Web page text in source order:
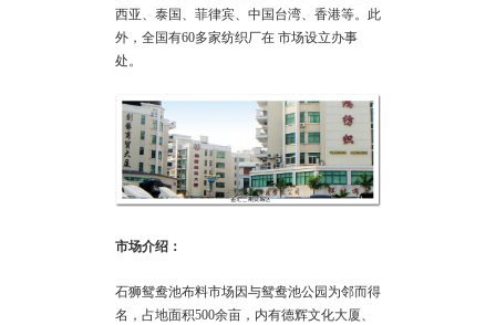
西亚、泰国、菲律宾、中国台湾、香港等。此
外，全国有60多家纺织厂在 市场设立办事
处。
市场介绍：
石狮鸳鸯池布料市场因与鸳鸯池公园为邻而得
名，占地面积500余亩，内有德辉文化大厦、